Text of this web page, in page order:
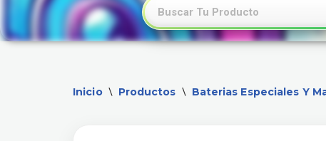
Inicio \ Productos \ Baterias Especiales Y